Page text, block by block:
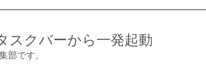
スクバーから一発起動
部です。